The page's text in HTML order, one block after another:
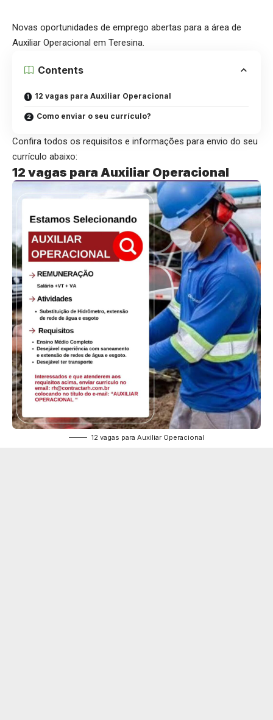
Novas oportunidades de emprego abertas para a área de
Auxiliar Operacional em Teresina.
Contents
12 vagas para Auxiliar Operacional
Como enviar o seu currículo?
Confira todos os requisitos e informações para envio do seu
currículo abaixo:
12 vagas para Auxiliar Operacional
12 vagas para Auxiliar Operacional